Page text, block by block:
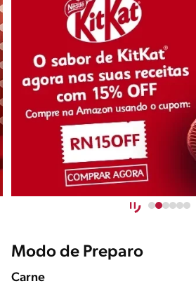
Modo de Preparo
Carne